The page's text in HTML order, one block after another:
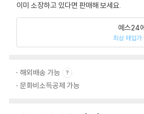
이미 소장하고 있다면 판매해 보세요.
예스24
최상 매입
해외배송 가능
문화비소득공제 가능